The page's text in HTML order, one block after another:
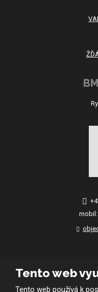
mobil:
Tento web
Tento web používá k